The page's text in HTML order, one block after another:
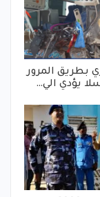
بطريق المرور
يؤدي الي…